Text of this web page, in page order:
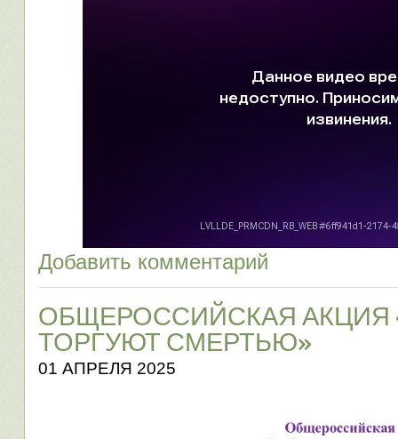
Добавить комментарий
ОБЩЕРОССИЙСКАЯ АКЦИЯ
ТОРГУЮТ СМЕРТЬЮ»
01 АПРЕЛЯ 2025